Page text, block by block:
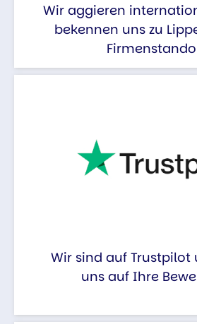
Wir aggieren
bekennen uns zu
Wir sind auf Trustpilot
uns auf Ihre